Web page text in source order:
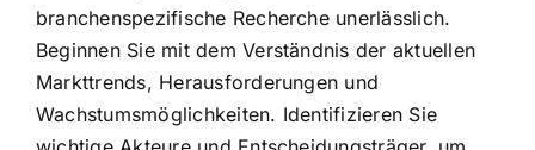
branchenspezifische Recherche unerlässlich.
Beginnen Sie mit dem Verständnis der aktuellen
Markttrends, Herausforderungen und
Wachstumsmöglichkeiten. Identifizieren Sie